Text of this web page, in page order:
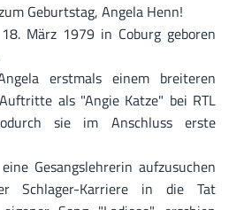
Geburtstag, Angela Henn!
März 1979 in Coburg geboren
erstmals einem breiteren
als "Angie Katze" bei RTL
sie im Anschluss erste
Gesangslehrerin aufzusuchen
Schlager-Karriere in die Tat